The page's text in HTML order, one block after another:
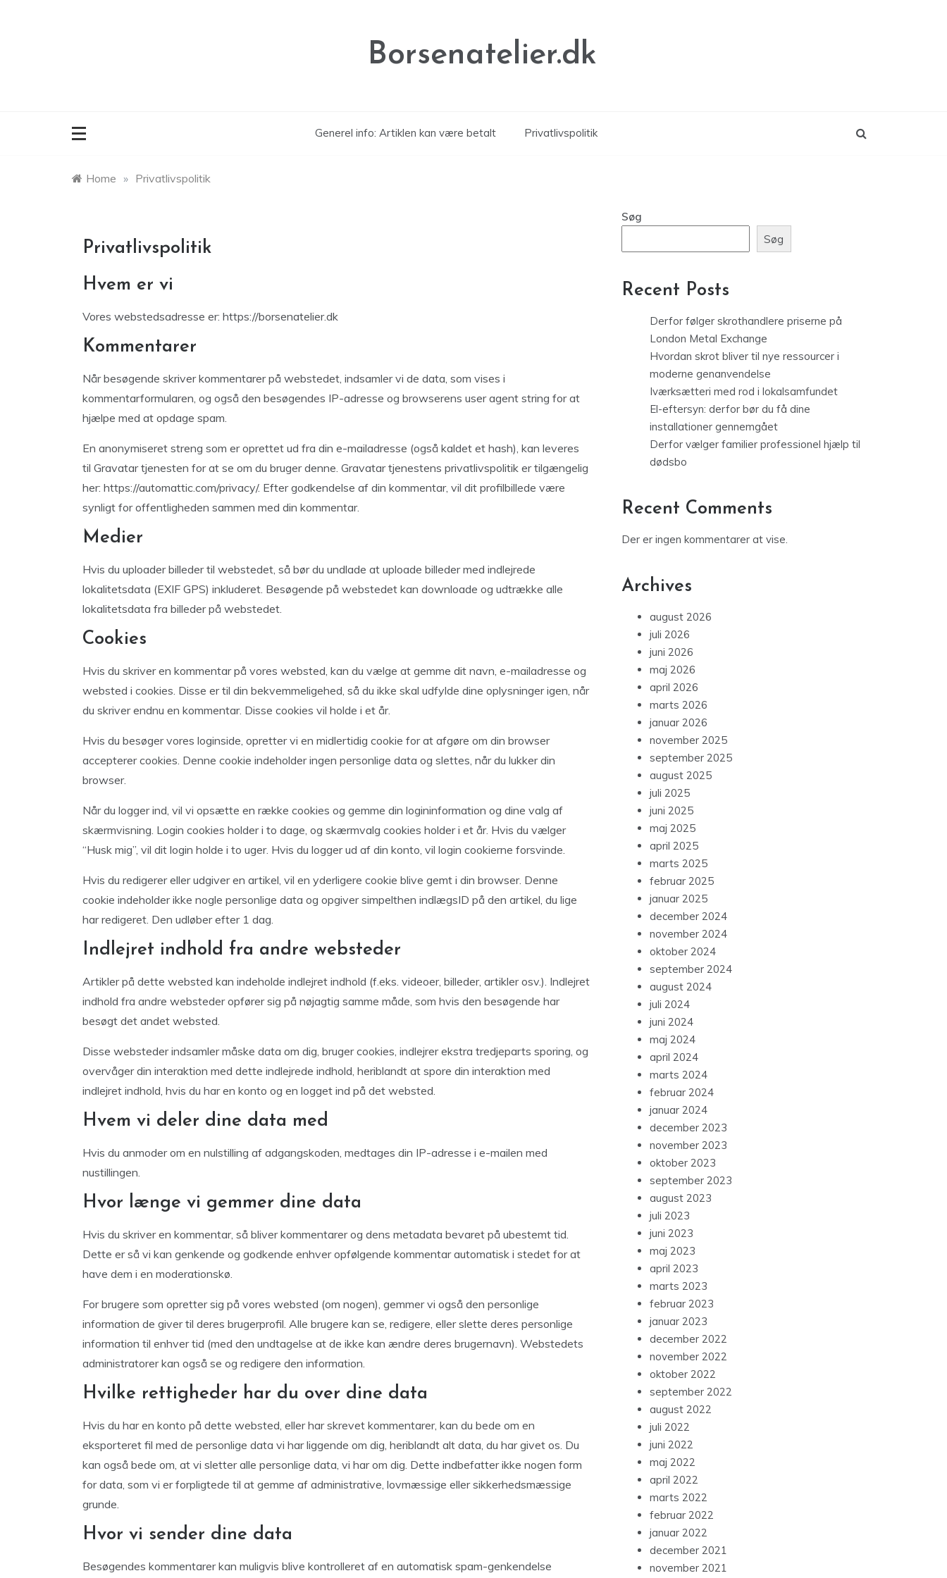
Borsenatelier.dk
Generel info: Artiklen kan være betalt Privatlivspolitik
Home » Privatlivspolitik
Privatlivspolitik
Hvem er vi
Vores webstedsadresse er: https://borsenatelier.dk
Kommentarer
Når besøgende skriver kommentarer på webstedet, indsamler vi de data, som vises i
kommentarformularen, og også den besøgendes IP-adresse og browserens user agent string for at
hjælpe med at opdage spam.
En anonymiseret streng som er oprettet ud fra din e-mailadresse (også kaldet et hash), kan leveres
til Gravatar tjenesten for at se om du bruger denne. Gravatar tjenestens privatlivspolitik er tilgængelig
her: https://automattic.com/privacy/. Efter godkendelse af din kommentar, vil dit profilbillede være
synligt for offentligheden sammen med din kommentar.
Medier
Hvis du uploader billeder til webstedet, så bør du undlade at uploade billeder med indlejrede
lokalitetsdata (EXIF GPS) inkluderet. Besøgende på webstedet kan downloade og udtrække alle
lokalitetsdata fra billeder på webstedet.
Cookies
Hvis du skriver en kommentar på vores websted, kan du vælge at gemme dit navn, e-mailadresse og
websted i cookies. Disse er til din bekvemmeligehed, så du ikke skal udfylde dine oplysninger igen, når
du skriver endnu en kommentar. Disse cookies vil holde i et år.
Hvis du besøger vores loginside, opretter vi en midlertidig cookie for at afgøre om din browser
accepterer cookies. Denne cookie indeholder ingen personlige data og slettes, når du lukker din
browser.
Når du logger ind, vil vi opsætte en række cookies og gemme din logininformation og dine valg af
skærmvisning. Login cookies holder i to dage, og skærmvalg cookies holder i et år. Hvis du vælger
“Husk mig”, vil dit login holde i to uger. Hvis du logger ud af din konto, vil login cookierne forsvinde.
Hvis du redigerer eller udgiver en artikel, vil en yderligere cookie blive gemt i din browser. Denne
cookie indeholder ikke nogle personlige data og opgiver simpelthen indlægsID på den artikel, du lige
har redigeret. Den udløber efter 1 dag.
Indlejret indhold fra andre websteder
Artikler på dette websted kan indeholde indlejret indhold (f.eks. videoer, billeder, artikler osv.). Indlejret
indhold fra andre websteder opfører sig på nøjagtig samme måde, som hvis den besøgende har
besøgt det andet websted.
Disse websteder indsamler måske data om dig, bruger cookies, indlejrer ekstra tredjeparts sporing, og
overvåger din interaktion med dette indlejrede indhold, heriblandt at spore din interaktion med
indlejret indhold, hvis du har en konto og en logget ind på det websted.
Hvem vi deler dine data med
Hvis du anmoder om en nulstilling af adgangskoden, medtages din IP-adresse i e-mailen med
nustillingen.
Hvor længe vi gemmer dine data
Hvis du skriver en kommentar, så bliver kommentarer og dens metadata bevaret på ubestemt tid.
Dette er så vi kan genkende og godkende enhver opfølgende kommentar automatisk i stedet for at
have dem i en moderationskø.
For brugere som opretter sig på vores websted (om nogen), gemmer vi også den personlige
information de giver til deres brugerprofil. Alle brugere kan se, redigere, eller slette deres personlige
information til enhver tid (med den undtagelse at de ikke kan ændre deres brugernavn). Webstedets
administratorer kan også se og redigere den information.
Hvilke rettigheder har du over dine data
Hvis du har en konto på dette websted, eller har skrevet kommentarer, kan du bede om en
eksporteret fil med de personlige data vi har liggende om dig, heriblandt alt data, du har givet os. Du
kan også bede om, at vi sletter alle personlige data, vi har om dig. Dette indbefatter ikke nogen form
for data, som vi er forpligtede til at gemme af administrative, lovmæssige eller sikkerhedsmæssige
grunde.
Hvor vi sender dine data
Besøgendes kommentarer kan muligvis blive kontrolleret af en automatisk spam-genkendelse
Søg
Søg
Recent Posts
Derfor følger skrothandlere priserne på
London Metal Exchange
Hvordan skrot bliver til nye ressourcer i
moderne genanvendelse
Iværksætteri med rod i lokalsamfundet
El-eftersyn: derfor bør du få dine
installationer gennemgået
Derfor vælger familier professionel hjælp til
dødsbo
Recent Comments
Der er ingen kommentarer at vise.
Archives
august 2026
juli 2026
juni 2026
maj 2026
april 2026
marts 2026
januar 2026
november 2025
september 2025
august 2025
juli 2025
juni 2025
maj 2025
april 2025
marts 2025
februar 2025
januar 2025
december 2024
november 2024
oktober 2024
september 2024
august 2024
juli 2024
juni 2024
maj 2024
april 2024
marts 2024
februar 2024
januar 2024
december 2023
november 2023
oktober 2023
september 2023
august 2023
juli 2023
juni 2023
maj 2023
april 2023
marts 2023
februar 2023
januar 2023
december 2022
november 2022
oktober 2022
september 2022
august 2022
juli 2022
juni 2022
maj 2022
april 2022
marts 2022
februar 2022
januar 2022
december 2021
november 2021